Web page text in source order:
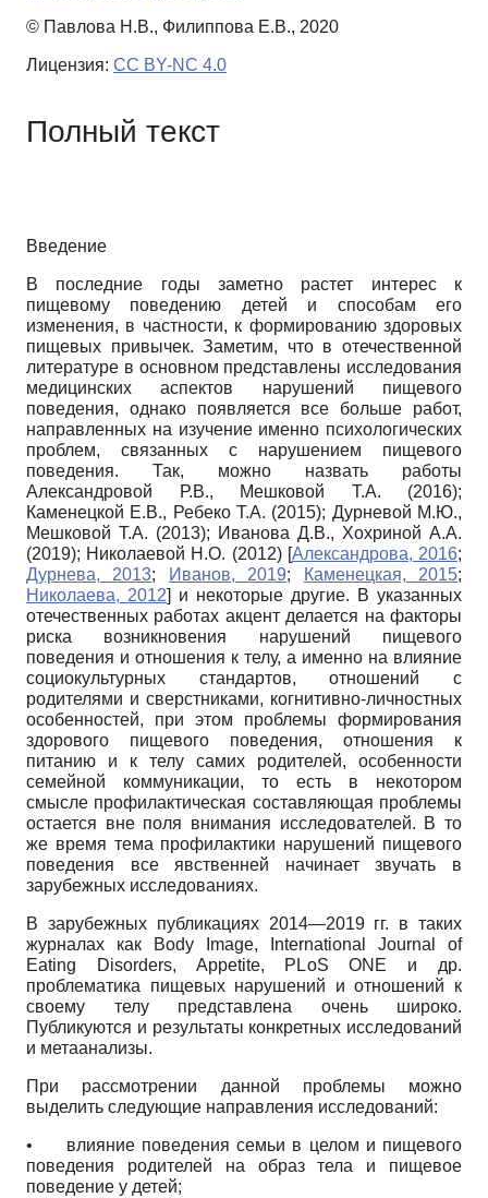
© Павлова Н.В., Филиппова Е.В., 2020
Лицензия: CC BY-NC 4.0
Полный текст
Введение
В последние годы заметно растет интерес к
пищевому поведению детей и способам его
изменения, в частности, к формированию здоровых
пищевых привычек. Заметим, что в отечественной
литературе в основном представлены исследования
медицинских аспектов нарушений пищевого
поведения, однако появляется все больше работ,
направленных на изучение именно психологических
проблем, связанных с нарушением пищевого
поведения. Так, можно назвать работы
Александровой Р.В., Мешковой Т.А. (2016);
Каменецкой Е.В., Ребеко Т.А. (2015); Дурневой М.Ю.,
Мешковой Т.А. (2013); Иванова Д.В., Хохриной А.А.
(2019); Николаевой Н.О. (2012) [Александрова, 2016;
Дурнева, 2013; Иванов, 2019; Каменецкая, 2015;
Николаева, 2012] и некоторые другие. В указанных
отечественных работах акцент делается на факторы
риска возникновения нарушений пищевого
поведения и отношения к телу, а именно на влияние
социокультурных стандартов, отношений с
родителями и сверстниками, когнитивно-личностных
особенностей, при этом проблемы формирования
здорового пищевого поведения, отношения к
питанию и к телу самих родителей, особенности
семейной коммуникации, то есть в некотором
смысле профилактическая составляющая проблемы
остается вне поля внимания исследователей. В то
же время тема профилактики нарушений пищевого
поведения все явственней начинает звучать в
зарубежных исследованиях.
В зарубежных публикациях 2014—2019 гг. в таких
журналах как Body Image, International Journal of
Eating Disorders, Appetite, PLoS ONE и др.
проблематика пищевых нарушений и отношений к
своему телу представлена очень широко.
Публикуются и результаты конкретных исследований
и метаанализы.
При рассмотрении данной проблемы можно
выделить следующие направления исследований:
• влияние поведения семьи в целом и пищевого
поведения родителей на образ тела и пищевое
поведение у детей;